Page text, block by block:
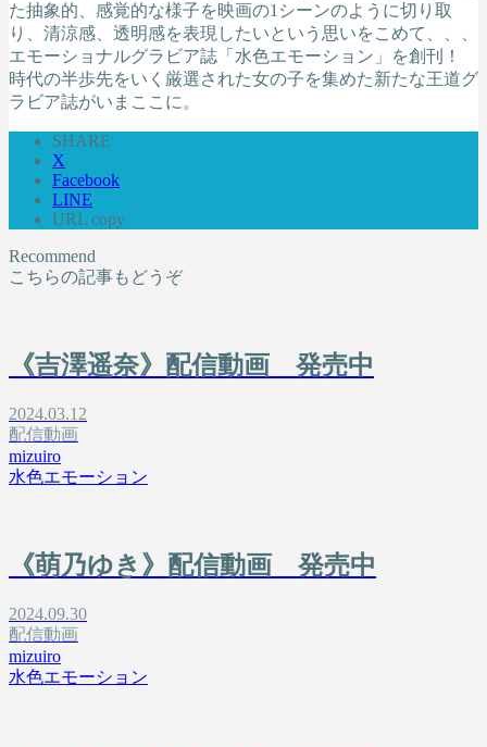
た抽象的、感覚的な様子を映画の1シーンのように切り取
り、清涼感、透明感を表現したいという思いをこめて、、、
エモーショナルグラビア誌「水色エモーション」を創刊！
時代の半歩先をいく厳選された女の子を集めた新たな王道グ
ラビア誌がいまここに。
SHARE
X
Facebook
LINE
URL copy
Recommend
こちらの記事もどうぞ
《吉澤遥奈》配信動画 発売中
2024.03.12
配信動画
mizuiro
水色エモーション
《萌乃ゆき》配信動画 発売中
2024.09.30
配信動画
mizuiro
水色エモーション